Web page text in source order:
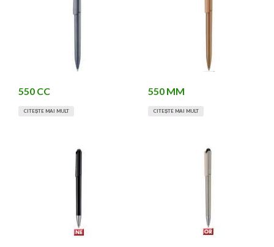
550 CC
CITEȘTE MAI MULT
550 MM
CITEȘTE MAI MULT